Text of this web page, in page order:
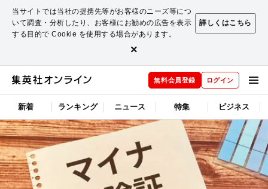
当サイトでは当社の提携先等がお客様のニーズ等につ
いて調査・分析したり、お客様にお勧めの広告を表示
する目的で Cookie を使用する場合があります。
詳しくはこちら
×
無料会員登録 ログイン
新着 ランキング ニュース 特集 ビジネス